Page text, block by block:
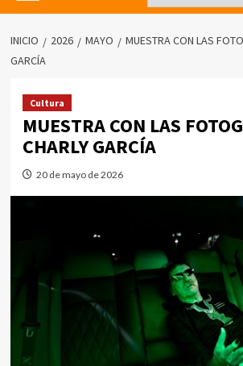
INICIO 2026 MAYO
MUESTRA CON LAS
GARCÍA
Cultura
MUESTRA CON LAS
CHARLY GARCÍA
20 de mayo de 2026